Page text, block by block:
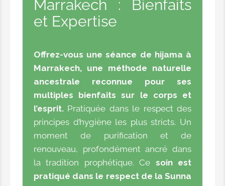
Marrakech : Bienfaits
et Expertise
Offrez-vous une séance de hijama à
Marrakech, une méthode naturelle
ancestrale reconnue pour ses
multiples bienfaits sur le corps et
l’esprit. Pratiquée dans le respect des
principes d’hygiène les plus stricts. Un
moment de purification et de
renouveau, profondément ancré dans
la tradition prophétique. Ce soin est
pratiqué dans le respect de la Sunna